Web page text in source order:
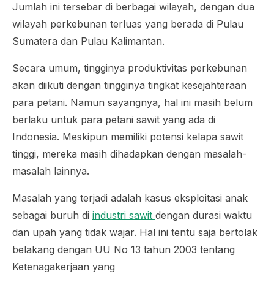
Jumlah ini tersebar di berbagai wilayah, dengan dua
wilayah perkebunan terluas yang berada di Pulau
Sumatera dan Pulau Kalimantan.
Secara umum, tingginya produktivitas perkebunan
akan diikuti dengan tingginya tingkat kesejahteraan
para petani. Namun sayangnya, hal ini masih belum
berlaku untuk para petani sawit yang ada di
Indonesia. Meskipun memiliki potensi kelapa sawit
tinggi, mereka masih dihadapkan dengan masalah-
masalah lainnya.
Masalah yang terjadi adalah kasus eksploitasi anak
sebagai buruh di industri sawit dengan durasi waktu
dan upah yang tidak wajar. Hal ini tentu saja bertolak
belakang dengan UU No 13 tahun 2003 tentang
Ketenagakerjaan yang